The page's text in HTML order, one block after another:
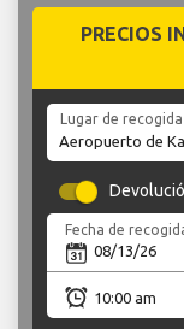
PRECIOS
Lugar de recogida
Fecha de